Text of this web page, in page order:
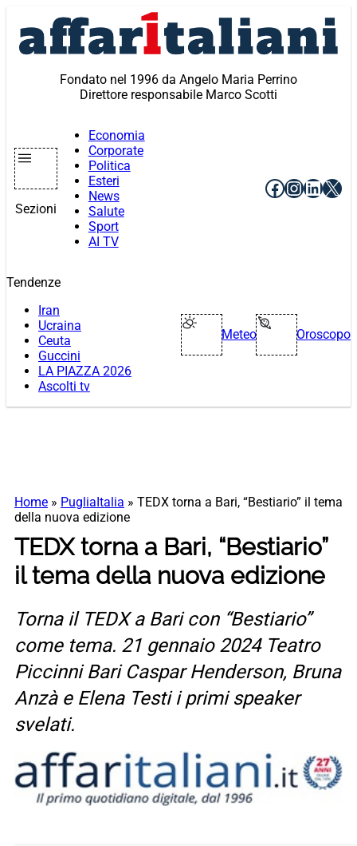
contenuto
Fondato nel 1996 da Angelo Maria Perrino
Direttore responsabile Marco Scotti
Sezioni
Economia
Corporate
Politica
Esteri
News
Salute
Sport
AI TV
Facebook
X
Tendenze
Iran
Ucraina
Ceuta
Guccini
LA PIAZZA 2026
Ascolti tv
Meteo Oroscopo
Home » PugliaItalia » TEDX torna a Bari, “Bestiario” il tema
della nuova edizione
TEDX torna a Bari, “Bestiario”
il tema della nuova edizione
Torna il TEDX a Bari con “Bestiario”
come tema. 21 gennaio 2024 Teatro
Piccinni Bari Caspar Henderson, Bruna
Anzà e Elena Testi i primi speaker
svelati.